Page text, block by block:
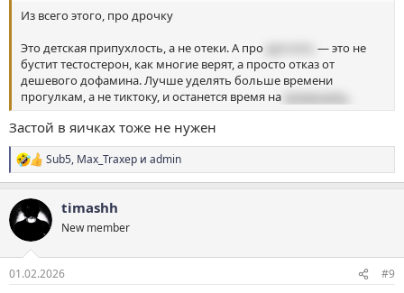
ТЕБЕ ПОДОЙДЕТ ВСЕ!
ПОЖАЛУЙСТА, КТО ЧИТАЕТ, ЕСЛИ ЕСТЬ ЧТО ДОБАВИТЬ,
ДОБАВЬТЕ ЧТО ТО ЕЩЁ НЕОБХОДИМОЕ ПО ВОЗМОЖНОСТИ!
Из всего этого, про дрочку
Это детская припухлость, а не отеки. А про
— это не
бустит тестостерон, как многие верят, а просто отказ от
дешевого дофамина. Лучше уделять больше времени
прогулкам, а не тиктоку, и останется время на
подрочить.
Застой в яичках тоже не нужен
Р
е
к
ц
и
:
Sub5, Max_Traxep и admin
timashh
New member
01.02.2026 #9